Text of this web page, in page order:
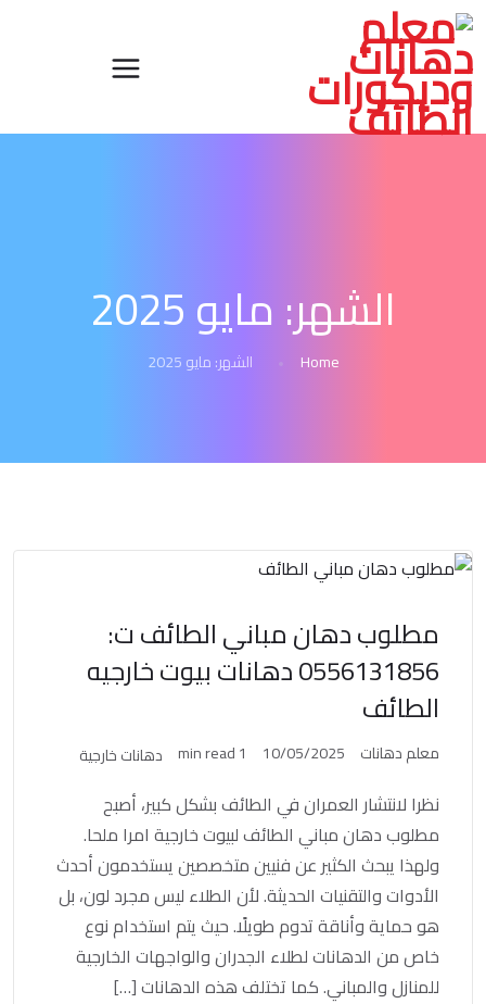
الشهر: مايو 2025
Home الشهر:مايو 2025
مطلوب دهان مباني الطائف ت:
0556131856 دهانات بيوت خارجيه
الطائف
معلم دهانات 10/05/2025
1 min read دهانات خارجية
نظرا لانتشار العمران في الطائف بشكل كبير، أصبح
مطلوب دهان مباني الطائف لبيوت خارجية امرا ملحا.
ولهذا يبحث الكثير عن فنيين متخصصين يستخدمون أحدث
الأدوات والتقنيات الحديثة. لأن الطلاء ليس مجرد لون، بل
هو حماية وأناقة تدوم طويلًا. حيث يتم استخدام نوع
خاص من الدهانات لطلاء الجدران والواجهات الخارجية
للمنازل والمباني. كما تختلف هذه الدهانات […]